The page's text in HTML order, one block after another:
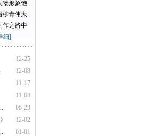
物形象饱
柳青伟大
作之路中
细]
12-25
12-08
11-17
11-08
06-23
12-02
01-01